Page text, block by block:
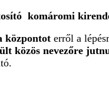
komáromi
központot erről a
közös nevezőre